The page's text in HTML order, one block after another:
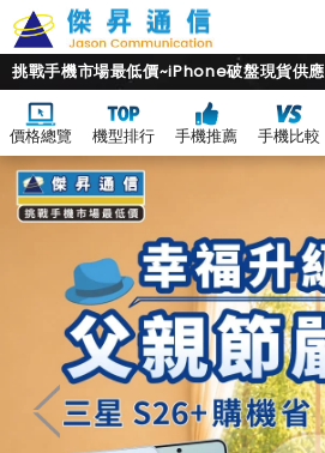
挑戰手機市場最低價~iPhone破盤現貨供應
價格總覽 機型排行 手機推薦 手機比較